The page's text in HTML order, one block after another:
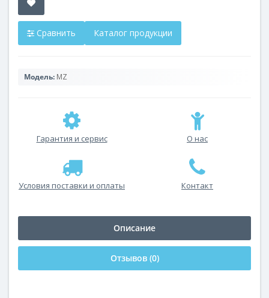
Сравнить Каталог продукции
Модель: MZ
Гарантия и сервис О нас
Условия поставки и оплаты Контакт
Описание
Отзывов (0)